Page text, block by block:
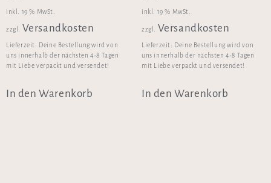
inkl. 19 % MwSt.
zzgl. Versandkosten
Lieferzeit: Deine Bestellung wird von
uns innerhalb der nächsten 4-8 Tagen
mit Liebe verpackt und versendet!
In den Warenkorb
inkl. 19 % MwSt.
zzgl. Versandkosten
Lieferzeit: Deine Bestellung wird von
uns innerhalb der nächsten 4-8 Tagen
mit Liebe verpackt und versendet!
In den Warenkorb